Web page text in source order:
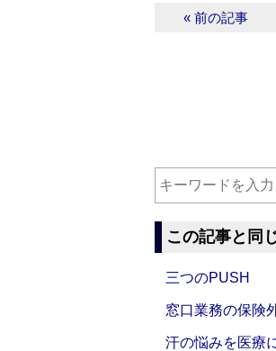
« 前の記事
この記事と同
三つのPUSH
窓口業務の保険
汗の悩みを医療